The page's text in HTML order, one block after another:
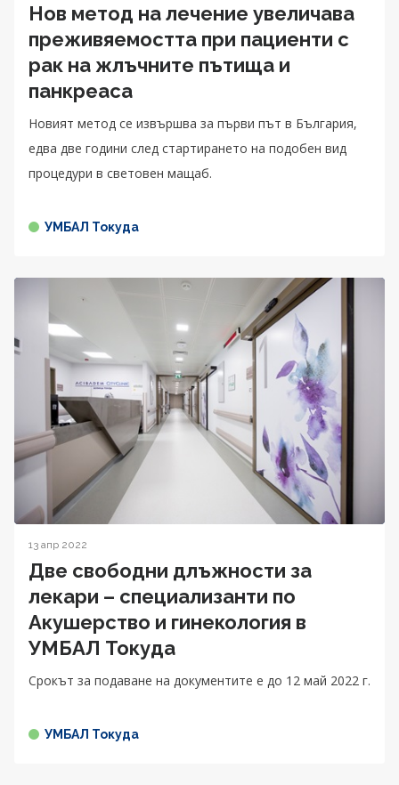
Нов метод на лечение увеличава
преживяемостта при пациенти с
рак на жлъчните пътища и
панкреаса
Новият метод се извършва за първи път в България,
едва две години след стартирането на подобен вид
процедури в световен мащаб.
УМБАЛ Токуда
13 апр 2022
Две свободни длъжности за
лекари – специализанти по
Акушерство и гинекология в
УМБАЛ Токуда
Срокът за подаване на документите е до 12 май 2022 г.
УМБАЛ Токуда